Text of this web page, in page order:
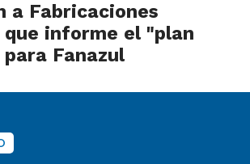
a Fabricaciones
informe el "plan
Fanazul